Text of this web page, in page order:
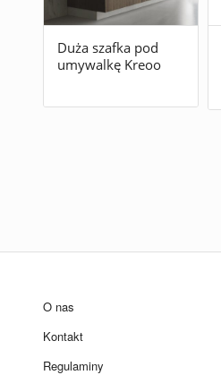
Duża szafka pod
umywalkę Kreoo
O nas
Kontakt
Regulaminy